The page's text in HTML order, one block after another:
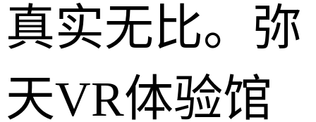
真实无比。弥
天VR体验馆